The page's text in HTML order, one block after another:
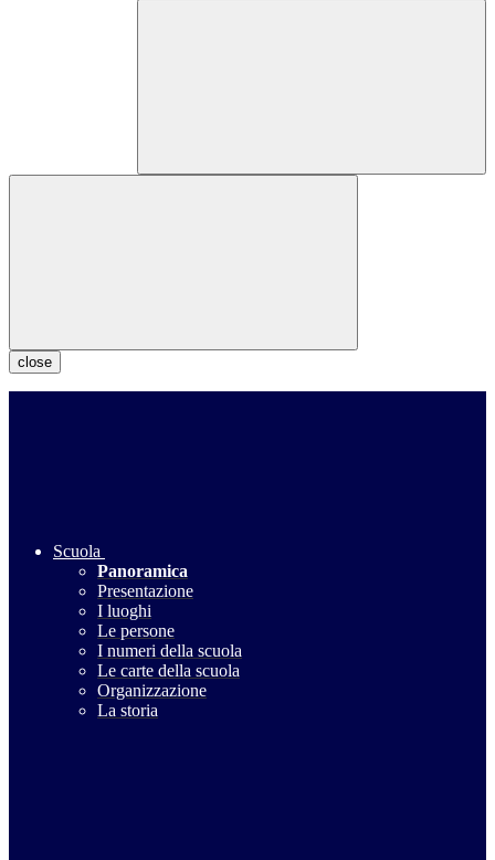
close
Scuola
Panoramica
Presentazione
I luoghi
Le persone
I numeri della scuola
Le carte della scuola
Organizzazione
La storia